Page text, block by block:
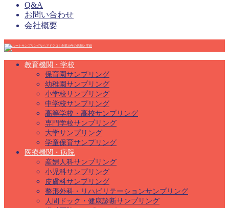
Q&A
お問い合わせ
会社概要
教育機関・学校
保育園サンプリング
幼稚園サンプリング
小学校サンプリング
中学校サンプリング
高等学校・高校サンプリング
専門学校サンプリング
大学サンプリング
学童保育サンプリング
医療機関・病院
産婦人科サンプリング
小児科サンプリング
皮膚科サンプリング
整形外科・リハビリテーションサンプリング
人間ドック・健康診断サンプリング